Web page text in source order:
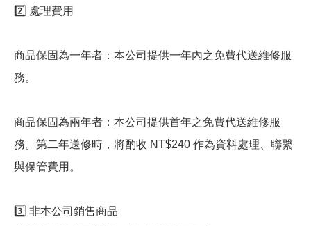
2️⃣ 處理費用
商品保固為一年者：本公司提供一年內之免費代送維修服
務。
商品保固為兩年者：本公司提供首年之免費代送維修服
務。第二年送修時，將酌收 NT$240 作為資料處理、聯繫
與保管費用。
3️⃣ 非本公司銷售商品